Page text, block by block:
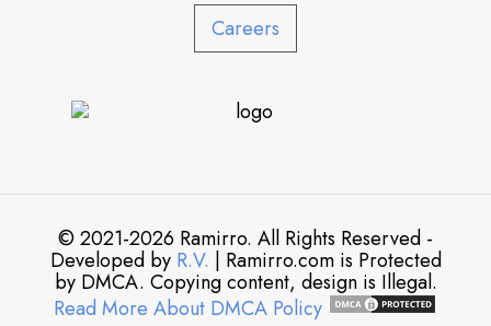
Careers
© 2021-2026 Ramirro. All Rights Reserved -
Developed by R.V. | Ramirro.com is Protected
by DMCA. Copying content, design is Illegal.
Read More About DMCA Policy